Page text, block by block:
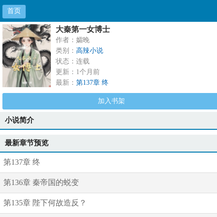
首页
大秦第一女博士
作者：孀晚
类别： 高辣小说
状态：连载
更新：1个月前
最新： 第137章 终
加入书架
小说简介
最新章节预览
第137章 终
第136章 秦帝国的蜕变
第135章 陛下何故造反？